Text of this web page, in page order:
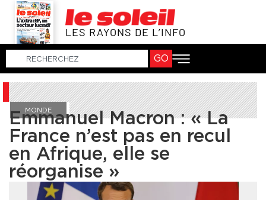
LES RAYONS DE L’INFO
GO
MONDE
Emmanuel Macron : « La
France n’est pas en recul
en Afrique, elle se
réorganise »